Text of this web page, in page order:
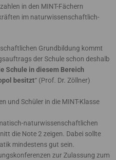
in den MINT-Fächern
im naturwissenschaftlich-
Grundbildung kommt
der Schule schon deshalb
Schule in diesem Bereich
besitzt“ (Prof. Dr. Zöllner)
und Schüler in die MINT-Klasse
naturwissenschaftlichen
die Note 2 zeigen. Dabei sollte
mindestens gut sein.
zur Zulassung zum